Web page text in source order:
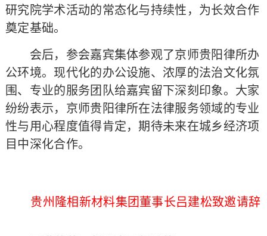
研究院学术活动的常态化与持续性，为长效合作
奠定基础。
会后，参会嘉宾集体参观了京师贵阳律所办
公环境。现代化的办公设施、浓厚的法治文化氛
围、专业的服务团队给嘉宾留下深刻印象。大家
纷纷表示，京师贵阳律所在法律服务领域的专业
性与用心程度值得肯定，期待未来在城乡经济项
目中深化合作。
贵州隆相新材料集团董事长吕建松致邀请辞